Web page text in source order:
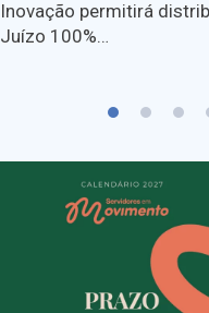
Inovação permitirá
Juízo 100%…